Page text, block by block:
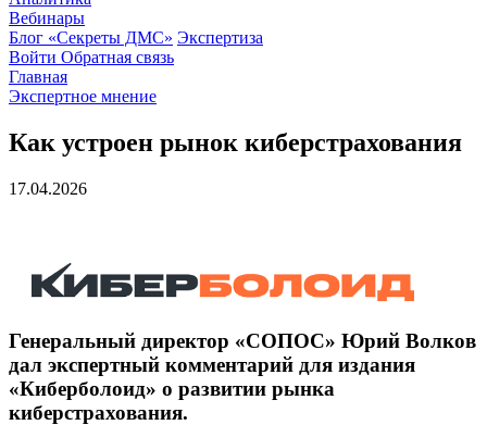
Вебинары
Блог «Секреты ДМС» Экспертиза
Войти Обратная связь
Главная
Экспертное мнение
Как устроен рынок киберстрахования
17.04.2026
Генеральный директор «СОПОС» Юрий Волков
дал экспертный комментарий для издания
«Киберболоид» о развитии рынка
киберстрахования.